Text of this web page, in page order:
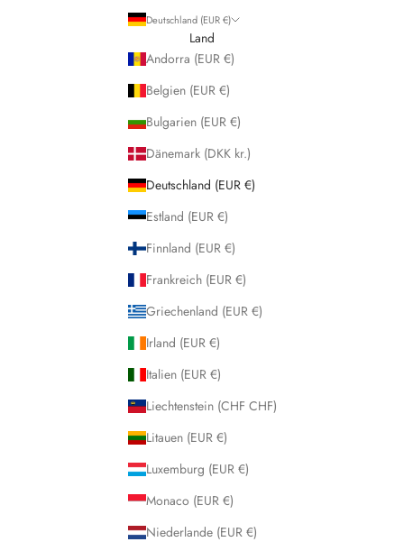
Deutschland (EUR €)
Land
Andorra (EUR €)
Belgien (EUR €)
Bulgarien (EUR €)
Dänemark (DKK kr.)
Deutschland (EUR €)
Estland (EUR €)
Finnland (EUR €)
Frankreich (EUR €)
Griechenland (EUR €)
Irland (EUR €)
Italien (EUR €)
Liechtenstein (CHF CHF)
Litauen (EUR €)
Luxemburg (EUR €)
Monaco (EUR €)
Niederlande (EUR €)